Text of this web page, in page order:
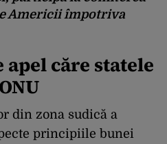
Americii împotriva
căre statele
din zona sudică a
principiile bunei